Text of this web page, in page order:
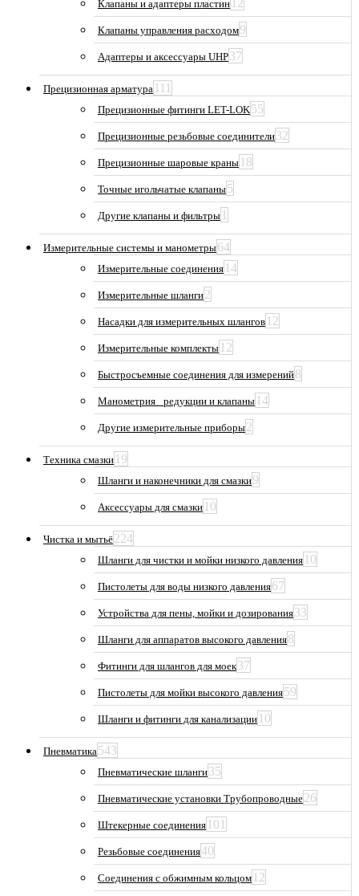
Клапаны и адаптеры пластин 12
Клапаны управления расходом9
Адаптеры и аксессуары UHP37
Прецизионная арматура 111
Прецизионные фитинги LET-LOK55
Прецизионные резьбовые соединители32
Прецизионные шаровые краны 18
Точные игольчатые клапаны5
Другие клапаны и фильтры 1
Измерительные системы и манометры64
Измерительные соединения 14
Измерительные шланги2
Насадки для измерительных шлангов 12
Измерительные комплекты 12
Быстросъемные соединения для измерений8
Манометрия_ редукции и клапаны 14
Другие измерительные приборы2
Техника смазки 19
Шланги и наконечники для смазки9
Аксессуары для смазки 10
Чистка и мытьё224
Шланги для чистки и мойки низкого давления 10
Пистолеты для воды низкого давления67
Устройства для пены, мойки и дозирования33
Шланги для аппаратов высокого давления8
Фитинги для шлангов для моек37
Пистолеты для мойки высокого давления59
Шланги и фитинги для канализации 10
Пневматика543
Пневматические шланги35
Пневматические установки Трубопроводные26
Штекерные соединения 101
Резьбовые соединения40
Соединения с обжимным кольцом 12